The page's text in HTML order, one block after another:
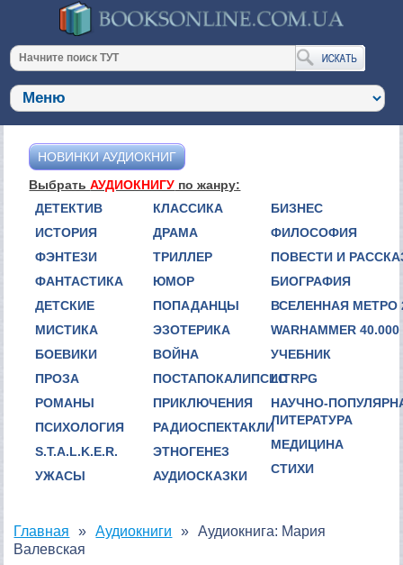
НОВИНКИ АУДИОКНИГ
ВыбратьАУДИОКНИГУ по жанру:
ДЕТЕКТИВ
ИСТОРИЯ
ФЭНТЕЗИ
ФАНТАСТИКА
ДЕТСКИЕ
МИСТИКА
БОЕВИКИ
ПРОЗА
РОМАНЫ
ПСИХОЛОГИЯ
S.T.A.L.K.E.R.
УЖАСЫ
КЛАССИКА
ДРАМА
ТРИЛЛЕР
ЮМОР
ПОПАДАНЦЫ
ЭЗОТЕРИКА
ВОЙНА
ПОСТАПОКАЛИПСИС
ПРИКЛЮЧЕНИЯ
РАДИОСПЕКТАКЛИ
ЭТНОГЕНЕЗ
АУДИОСКАЗКИ
БИЗНЕС
ФИЛОСОФИЯ
ПОВЕСТИ И
БИОГРАФИЯ
ВСЕЛЕННАЯ МЕТРО
WARHAMMER 40.000
УЧЕБНИК
LITRPG
НАУЧНО-
ЛИТЕРАТУРА
МЕДИЦИНА
СТИХИ
Главная Аудиокниги
Аудиокнига: Мария
Валевская